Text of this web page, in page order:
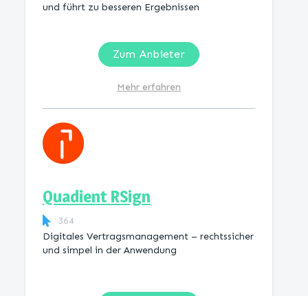
und führt zu besseren Ergebnissen
Zum Anbieter
Mehr erfahren
Quadient RSign
364
Digitales Vertragsmanagement – rechtssicher
und simpel in der Anwendung